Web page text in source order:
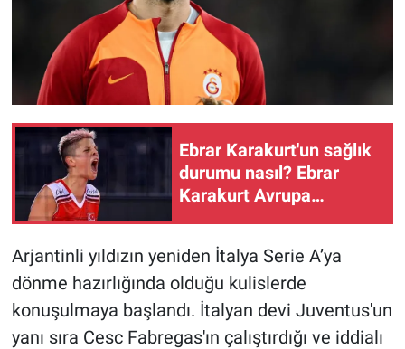
Ebrar Karakurt'un sağlık
durumu nasıl? Ebrar
Karakurt Avrupa
olacak mı?
Arjantinli yıldızın yeniden İtalya Serie A’ya
dönme hazırlığında olduğu kulislerde
konuşulmaya başlandı. İtalyan devi Juventus'un
yanı sıra Cesc Fabregas'ın çalıştırdığı ve iddialı